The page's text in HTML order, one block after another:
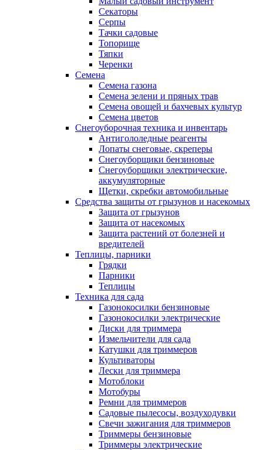
Секаторы
Серпы
Тачки садовые
Топорище
Тяпки
Черенки
Семена
Семена газона
Семена зелени и пряных трав
Семена овощей и бахчевых культур
Семена цветов
Снегоуборочная техника и инвентарь
Антигололедные реагенты
Лопаты снеговые, скреперы
Снегоуборщики бензиновые
Снегоуборщики электрические,
аккумуляторные
Щетки, скребки автомобильные
Средства защиты от грызунов и насекомых
Защита от грызунов
Защита от насекомых
Защита растений от болезней и
вредителей
Теплицы, парники
Грядки
Парники
Теплицы
Техника для сада
Газонокосилки бензиновые
Газонокосилки электрические
Диски для триммера
Измельчители для сада
Катушки для триммеров
Культиваторы
Лески для триммера
Мотоблоки
Мотобуры
Ремни для триммеров
Садовые пылесосы, воздуходувки
Свечи зажигания для триммеров
Триммеры бензиновые
Триммеры электрические